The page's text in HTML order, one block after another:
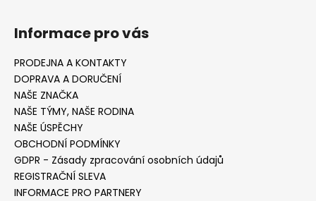
Informace pro vás
PRODEJNA A KONTAKTY
DOPRAVA A DORUČENÍ
NAŠE ZNAČKA
NAŠE TÝMY, NAŠE RODINA
NAŠE ÚSPĚCHY
OBCHODNÍ PODMÍNKY
GDPR - Zásady zpracování osobních údajů
REGISTRAČNÍ SLEVA
INFORMACE PRO PARTNERY